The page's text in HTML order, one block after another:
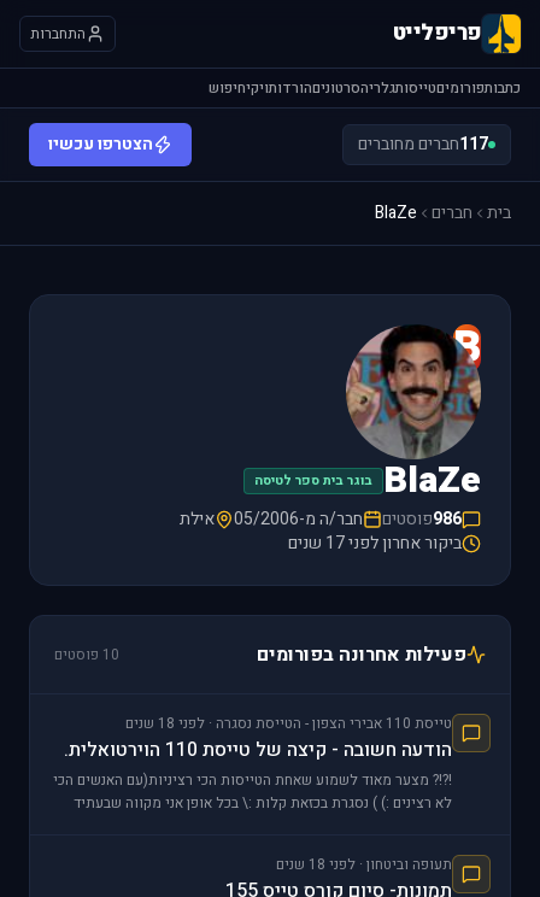
פריפלייט התחברות
כתבותפורומיםטייסותגלריהסרטוניםהורדותויקיחיפוש
117חברים מחוברים הצטרפו עכשיו
בית חברים BlaZe
B
BlaZe בוגר בית ספר לטיסה
986פוסטים חבר/ה מ-05/2006
אילת
ביקור אחרון לפני 17 שנים
פעילות אחרונה בפורומים 10 פוסטים
טייסת 110 אבירי הצפון - הטייסת נסגרה · לפני 18 שנים
הודעה חשובה - קיצה של טייסת 110 הוירטואלית.
!?!? מצער מאוד לשמוע שאחת הטייסות הכי רציניות(עם האנשים הכי
לא רצינים :) ) נסגרת בכזאת קלות :\ בכל אופן אני מקווה שבעתיד
תעופה וביטחון · לפני 18 שנים
תמונות- סיום קורס טייס 155